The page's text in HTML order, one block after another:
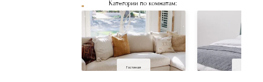
Категории по комнатам:
Гостиная